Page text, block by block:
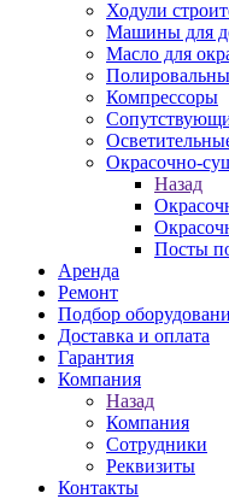
Ходули
Машины для
Масло для
Компрессоры
Окрасочно-
Назад
Посты
Аренда
Ремонт
Подбор
Доставка и оплата
Гарантия
Компания
Назад
Компания
Сотрудники
Реквизиты
Контакты